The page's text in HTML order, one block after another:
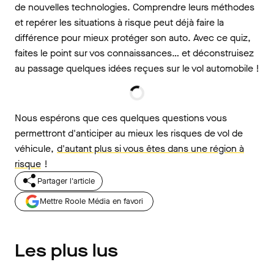
de nouvelles technologies. Comprendre leurs méthodes
et repérer les situations à risque peut déjà faire la
différence pour mieux protéger son auto. Avec ce quiz,
faites le point sur vos connaissances… et déconstruisez
au passage quelques idées reçues sur le vol automobile !
Nous espérons que ces quelques questions vous
permettront d'anticiper au mieux les risques de vol de
véhicule, d'autant plus si vous êtes dans une région à
risque !
Partager l'article
Mettre Roole Média en favori
Les plus lus